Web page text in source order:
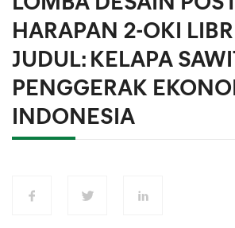
HARAPAN 2-OKI
JUDUL: KELAPA
PENGGERAK
INDONESIA